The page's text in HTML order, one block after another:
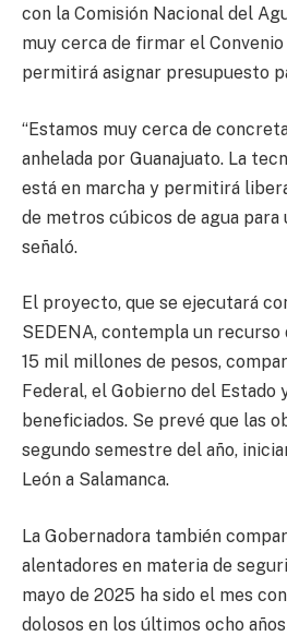
con la Comisión Nacional del
muy cerca de firmar el
permitirá asignar presupuesto
“Estamos muy cerca de
anhelada por Guanajuato. La
está en marcha y permitirá
de metros cúbicos de agua para
señaló.
El proyecto, que se ejecutará
SEDENA, contempla un recurso
15 mil millones de pesos,
Federal, el Gobierno del Estado
beneficiados. Se prevé que las
segundo semestre del año,
León a Salamanca.
La Gobernadora también
alentadores en materia de
mayo de 2025 ha sido el mes
dolosos en los últimos ocho